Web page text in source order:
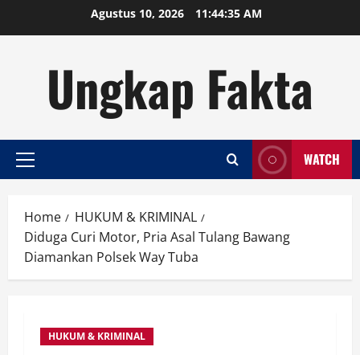
Agustus 10, 2026 11:44:36 AM
Ungkap Fakta
Primary
WATCH
Home
HUKUM & KRIMINAL
Diduga Curi Motor, Pria Asal Tulang Bawang
Diamankan Polsek Way Tuba
HUKUM & KRIMINAL